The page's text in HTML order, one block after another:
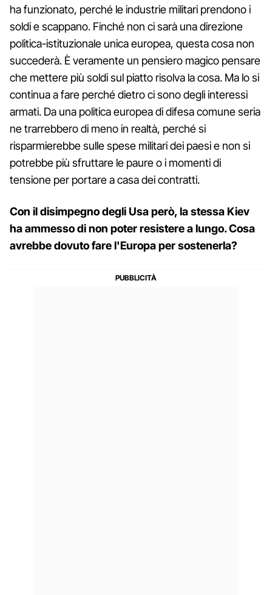
ha funzionato, perché le industrie militari prendono i
soldi e scappano. Finché non ci sarà una direzione
politica-istituzionale unica europea, questa cosa non
succederà. È veramente un pensiero magico pensare
che mettere più soldi sul piatto risolva la cosa. Ma lo si
continua a fare perché dietro ci sono degli interessi
armati. Da una politica europea di difesa comune seria
ne trarrebbero di meno in realtà, perché si
risparmierebbe sulle spese militari dei paesi e non si
potrebbe più sfruttare le paure o i momenti di
tensione per portare a casa dei contratti.
Con il disimpegno degli Usa però, la stessa Kiev
ha ammesso di non poter resistere a lungo. Cosa
avrebbe dovuto fare l'Europa per sostenerla?